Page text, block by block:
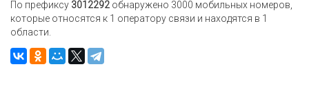
По префиксу 3012292 обнаружено 3000 мобильных номеров,
которые относятся к 1 оператору связи и находятся в 1
области.